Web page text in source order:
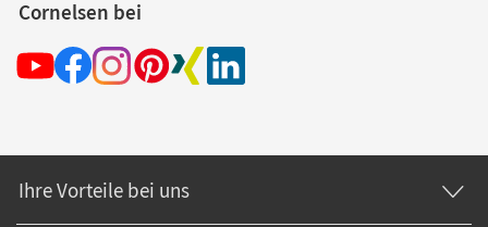
Cornelsen bei
Ihre Vorteile bei uns